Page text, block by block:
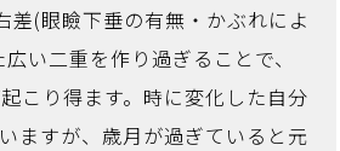
(眼瞼下垂の有無・かぶれによ
い二重を作り過ぎることで、
こり得ます。時に変化した自分
ますが、歳月が過ぎていると元